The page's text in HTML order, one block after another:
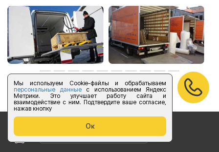
Мы используем Cookie-файлы и обрабатываем
персональные данныес использованием Яндекс
Метрики. Это улучшает работу сайта и
взаимодействие с ним. Подтвердите ваше согласие,
нажав кнопку
Ок
оставить отзыв